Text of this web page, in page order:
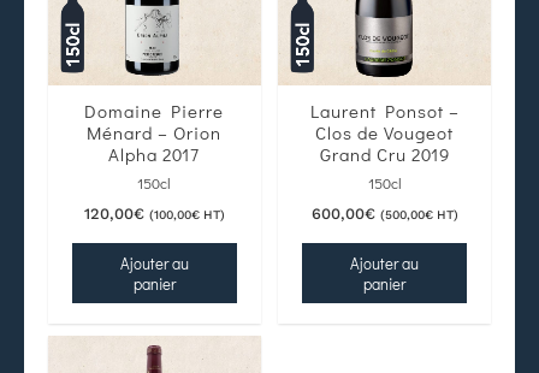
Domaine Pierre
Ménard – Orion
Alpha 2017
150cl
120,00€ (100,00€HT)
Ajouter au
panier
Laurent Ponsot –
Clos de Vougeot
Grand Cru 2019
150cl
600,00€ (500,00€HT)
Ajouter au
panier